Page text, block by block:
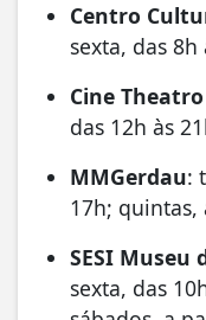
Centro
sexta, das 8h
Cine
das 12h às
MMGerdau:
17h; quintas,
SESI Museu
sexta, das